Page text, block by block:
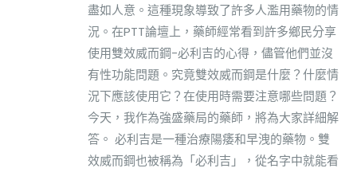
盡如人意。這種現象導致了許多人濫用藥物的情
況。在PTT論壇上，藥師經常看到許多鄉民分享
使用雙效威而鋼-必利吉的心得，儘管他們並沒
有性功能問題。究竟雙效威而鋼是什麼？什麼情
況下應該使用它？在使用時需要注意哪些問題？
今天，我作為強盛藥局的藥師，將為大家詳細解
答。 必利吉是一種治療陽痿和早洩的藥物。雙
效威而鋼也被稱為「必利吉」，從名字中就能看